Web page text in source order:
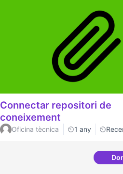
Connectar repositori de
coneixement
Oficina tècnica 1 any